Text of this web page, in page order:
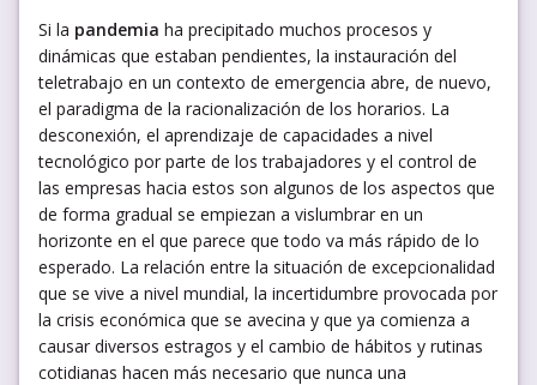
Si la pandemia ha precipitado muchos procesos y
dinámicas que estaban pendientes, la instauración del
teletrabajo en un contexto de emergencia abre, de nuevo,
el paradigma de la racionalización de los horarios. La
desconexión, el aprendizaje de capacidades a nivel
tecnológico por parte de los trabajadores y el control de
las empresas hacia estos son algunos de los aspectos que
de forma gradual se empiezan a vislumbrar en un
horizonte en el que parece que todo va más rápido de lo
esperado. La relación entre la situación de excepcionalidad
que se vive a nivel mundial, la incertidumbre provocada por
la crisis económica que se avecina y que ya comienza a
causar diversos estragos y el cambio de hábitos y rutinas
cotidianas hacen más necesario que nunca una